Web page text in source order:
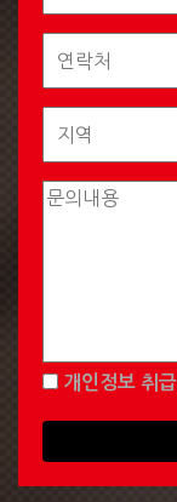
개인정보 취